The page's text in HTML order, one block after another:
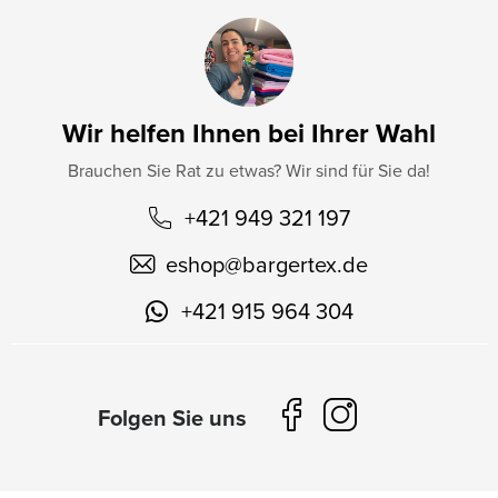
Wir helfen Ihnen bei Ihrer Wahl
Brauchen Sie Rat zu etwas? Wir sind für Sie da!
+421 949 321 197
eshop@bargertex.de
+421 915 964 304